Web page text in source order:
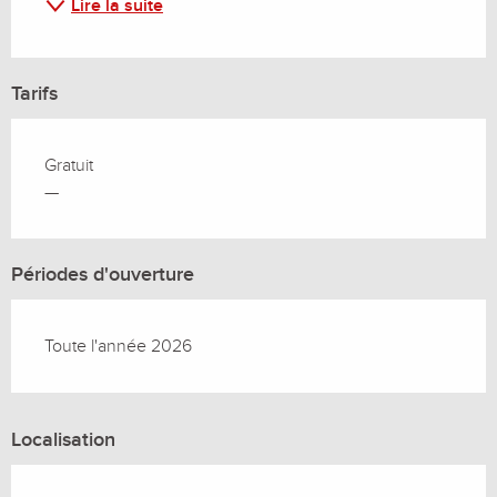
Lire la suite
Tarifs
Gratuit
—
Périodes d'ouverture
Toute l'année 2026
Localisation